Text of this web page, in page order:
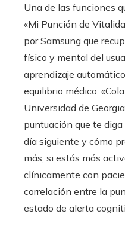
Una de las funciones
«Mi Punción de
por Samsung que
físico y mental del
aprendizaje
equilibrio médico.
Universidad de
puntuación que te
día siguiente y cómo
más, si estás más
clínicamente con
correlación entre la
estado de alerta